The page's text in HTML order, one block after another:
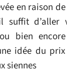
en raison
suffit d’aller
bien
idée du prix
siennes